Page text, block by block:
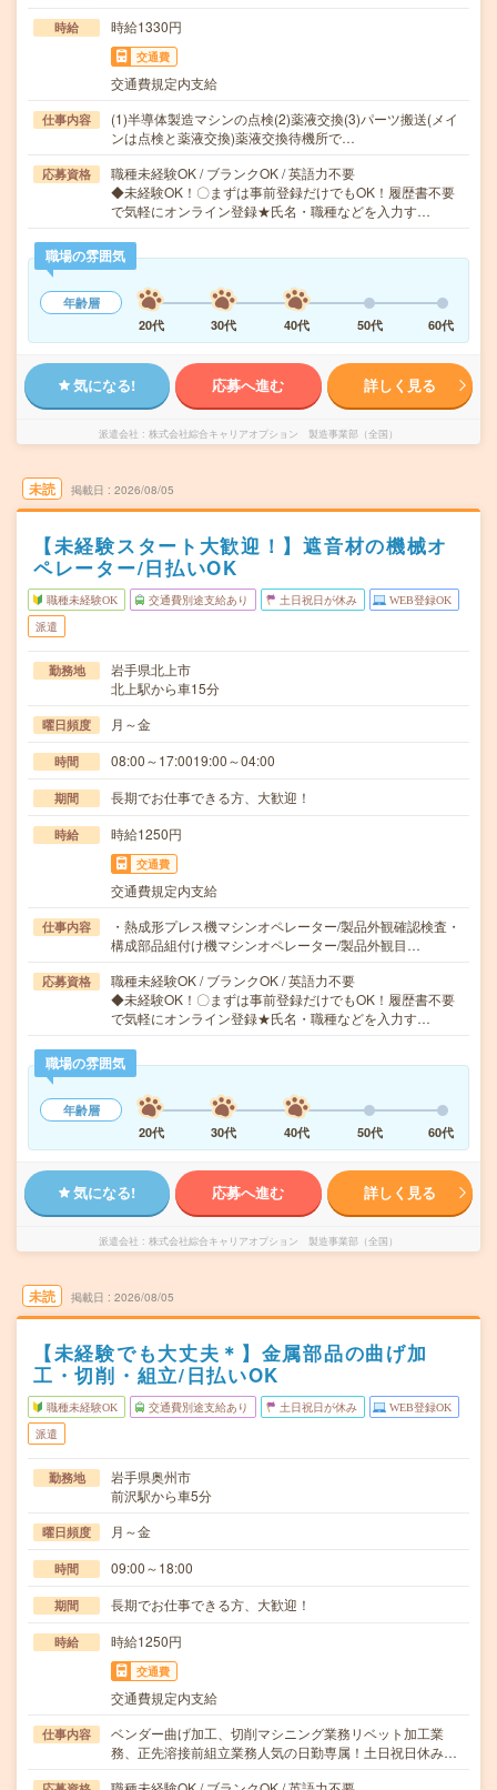
時給 時給1330円
交通費
交通費規定内支給
仕事内容
(1)半導体製造マシンの点検(2)薬液交換(3)パーツ搬送(メイ
ンは点検と薬液交換)薬液交換待機所で…
応募資格
職種未経験OK / ブランクOK / 英語力不要
◆未経験OK！〇まずは事前登録だけでもOK！履歴書不要
で気軽にオンライン登録★氏名・職種などを入力す…
職場の雰囲気
年齢層
20代
30代 40代 50代 60代
気になる! 応募へ進む 詳しく見る
派遣会社 株式会社綜合キャリアオプション 製造事業部（全国）
未読 掲載日 2026/08/05
【未経験スタート大歓迎！】遮音材の機械オ
ペレーター/日払いOK
職種未経験OK 交通費別途支給あり 土日祝日が休み WEB登録OK
派遣
勤務地
岩手県北上市
北上駅から車15分
曜日頻度 月～金
時間 08:00～17:0019:00～04:00
期間 長期でお仕事できる方、大歓迎！
時給 時給1250円
交通費
交通費規定内支給
仕事内容
・熱成形プレス機マシンオペレーター/製品外観確認検査・
構成部品組付け機マシンオペレーター/製品外観目…
応募資格
職種未経験OK / ブランクOK / 英語力不要
◆未経験OK！〇まずは事前登録だけでもOK！履歴書不要
で気軽にオンライン登録★氏名・職種などを入力す…
職場の雰囲気
年齢層
20代
30代 40代 50代 60代
気になる! 応募へ進む 詳しく見る
派遣会社 株式会社綜合キャリアオプション 製造事業部（全国）
未読 掲載日 2026/08/05
【未経験でも大丈夫＊】金属部品の曲げ加
工・切削・組立/日払いOK
職種未経験OK 交通費別途支給あり 土日祝日が休み WEB登録OK
派遣
勤務地
岩手県奥州市
前沢駅から車5分
曜日頻度 月～金
時間 09:00～18:00
期間 長期でお仕事できる方、大歓迎！
時給 時給1250円
交通費
交通費規定内支給
仕事内容
ベンダー曲げ加工、切削マシニング業務リベット加工業
務、正先溶接前組立業務人気の日勤専属！土日祝日休み…